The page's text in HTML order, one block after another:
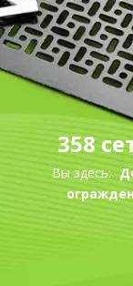
358
Вы здесь: